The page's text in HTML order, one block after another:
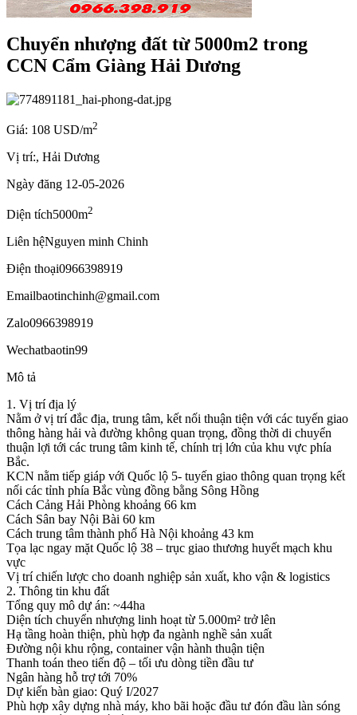
Chuyển nhượng đất từ 5000m2 trong
CCN Cẩm Giàng Hải Dương
Giá: 108 USD/m2
Vị trí:, Hải Dương
Ngày đăng 12-05-2026
Diện tích5000m2
Liên hệNguyen minh Chinh
Điện thoại0966398919
Emailbaotinchinh@gmail.com
Zalo0966398919
Wechatbaotin99
Mô tả
1. Vị trí địa lý
Nằm ở vị trí đắc địa, trung tâm, kết nối thuận tiện với các tuyến giao
thông hàng hải và đường không quan trọng, đồng thời di chuyển
thuận lợi tới các trung tâm kinh tế, chính trị lớn của khu vực phía
Bắc.
KCN nằm tiếp giáp với Quốc lộ 5- tuyến giao thông quan trọng kết
nối các tỉnh phía Bắc vùng đồng bằng Sông Hồng
Cách Cảng Hải Phòng khoảng 66 km
Cách Sân bay Nội Bài 60 km
Cách trung tâm thành phố Hà Nội khoảng 43 km
Tọa lạc ngay mặt Quốc lộ 38 – trục giao thương huyết mạch khu
vực
Vị trí chiến lược cho doanh nghiệp sản xuất, kho vận & logistics
2. Thông tin khu đất
Tổng quy mô dự án: ~44ha
Diện tích chuyển nhượng linh hoạt từ 5.000m² trở lên
Hạ tầng hoàn thiện, phù hợp đa ngành nghề sản xuất
Đường nội khu rộng, container vận hành thuận tiện
Thanh toán theo tiến độ – tối ưu dòng tiền đầu tư
Ngân hàng hỗ trợ tới 70%
Dự kiến bàn giao: Quý I/2027
Phù hợp xây dựng nhà máy, kho bãi hoặc đầu tư đón đầu làn sóng